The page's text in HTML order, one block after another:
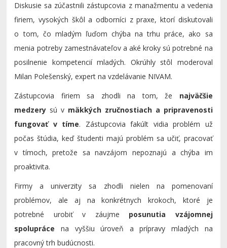
Diskusie sa zúčastnili zástupcovia z manažmentu a vedenia
firiem, vysokých škôl a odborníci z praxe, ktorí diskutovali
o tom, čo mladým ľuďom chýba na trhu práce, ako sa
menia potreby zamestnávateľov a aké kroky sú potrebné na
posilnenie kompetencií mladých. Okrúhly stôl moderoval
Milan Polešenský, expert na vzdelávanie NIVAM.
Zástupcovia firiem sa zhodli na tom, že najväčšie
medzery sú v mäkkých zručnostiach a pripravenosti
fungovať v tíme. Zástupcovia fakúlt vidia problém už
počas štúdia, keď študenti majú problém sa učiť, pracovať
v tímoch, pretože sa navzájom nepoznajú a chýba im
proaktivita.
Firmy a univerzity sa zhodli nielen na pomenovaní
problémov, ale aj na konkrétnych krokoch, ktoré je
potrebné urobiť v záujme posunutia vzájomnej
spolupráce na vyššiu úroveň a prípravy mladých na
pracovný trh budúcnosti.